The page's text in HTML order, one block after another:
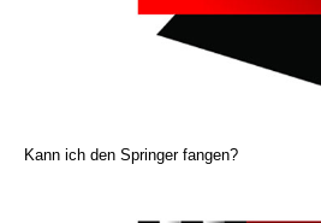
Kann ich den Springer fangen?